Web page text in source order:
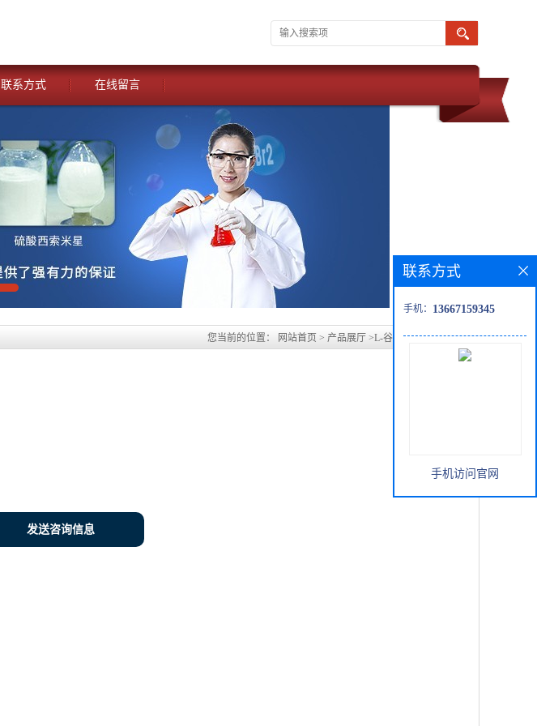
联系方式 在线留言
您当前的位置： 网站首页 > 产品展厅 >L-谷氨酸二甲酯盐酸盐
发送咨询信息
联系方式
手机： 13667159345
手机访问官网